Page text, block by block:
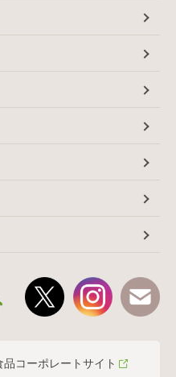
品コーポレートサイト